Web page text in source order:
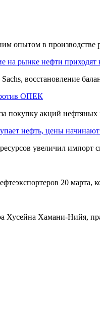
опытом в производстве
на рынке нефти приходят
восстановление
ОПЕК
покупку акций
нефть, цены начинают
увеличил импорт
20
Хамани-Нийя,